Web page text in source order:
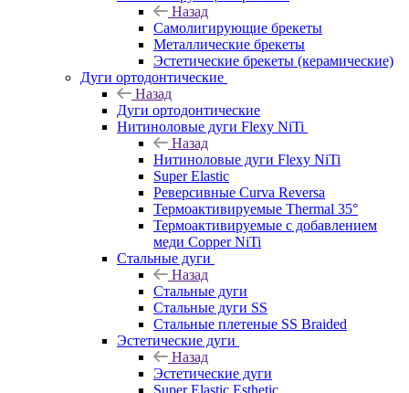
Назад
Самолигирующие брекеты
Металлические брекеты
Эстетические брекеты (керамические)
Дуги ортодонтические
Назад
Дуги ортодонтические
Нитиноловые дуги Flexy NiTi
Назад
Нитиноловые дуги Flexy NiTi
Super Elastic
Реверсивные Curva Reversa
Термоактивируемые Thermal 35°
Термоактивируемые с добавлением
меди Copper NiTi
Стальные дуги
Назад
Стальные дуги
Стальные дуги SS
Стальные плетеные SS Braided
Эстетические дуги
Назад
Эстетические дуги
Super Elastic Esthetic